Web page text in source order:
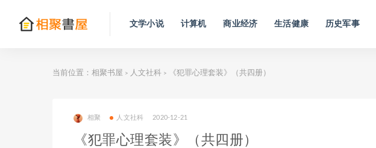
文学小说 计算机 商业经济 生活健康 历史军事
当前位置： 相聚书屋 > 人文社科 > 《犯罪心理套装》（共四册）
相聚 人文社科 2020-12-21
《犯罪心理套装》（共四册）